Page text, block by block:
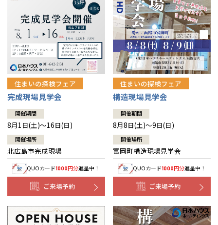
1メーターモジュール
冷暖房標準装備
24時間対応コールセンター
デザイン賞各種受賞
セントラルヒーティング
暮らし方提案
住まいのコラム
住まいのお手入れ集
介護保険利用で快適リフォーム
展示場案内
分譲マンション トップ
ワザックとは
高い信頼性
安心の管理体制
ギャラリー
会社情報
会社情報 トップ
ニュースリリース
代表ごあいさつ
企業理念
会社概要
事業部紹介
IR情報
お問い合わせ
会員サイト
住まいの探検フェア
完成現場見学会
開催期間
8月1日(土)～16日(日)
開催場所
北広島市完成現場
QUOカード1000円分進呈中！
ご来場予約
住まいの探検フェア
構造現場見学会
開催期間
8月8日(土)～9日(日)
開催場所
富岡町構造現場見学会
QUOカード1000円分進呈中！
ご来場予約